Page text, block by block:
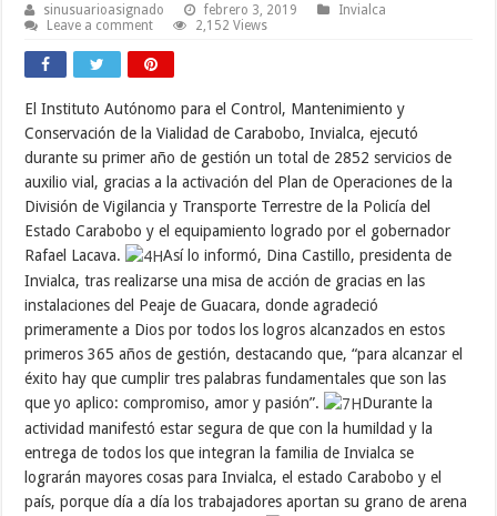
sinusuarioasignado febrero 3, 2019
Invialca
Leave a comment
2,152 Views
El Instituto Autónomo para el Control, Mantenimiento y
Conservación de la Vialidad de Carabobo, Invialca, ejecutó
durante su primer año de gestión un total de 2852 servicios de
auxilio vial, gracias a la activación del Plan de Operaciones de la
División de Vigilancia y Transporte Terrestre de la Policía del
Estado Carabobo y el equipamiento logrado por el gobernador
Rafael Lacava.
Así lo informó, Dina Castillo, presidenta de
Invialca, tras realizarse una misa de acción de gracias en las
instalaciones del Peaje de Guacara, donde agradeció
primeramente a Dios por todos los logros alcanzados en estos
primeros 365 años de gestión, destacando que, “para alcanzar el
éxito hay que cumplir tres palabras fundamentales que son las
que yo aplico: compromiso, amor y pasión”.
Durante la
actividad manifestó estar segura de que con la humildad y la
entrega de todos los que integran la familia de Invialca se
lograrán mayores cosas para Invialca, el estado Carabobo y el
país, porque día a día los trabajadores aportan su grano de arena